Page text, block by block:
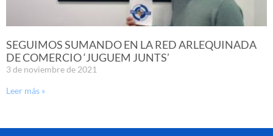
SEGUIMOS SUMANDO EN LA RED ARLEQUINADA
DE COMERCIO ‘JUGUEM JUNTS’
3 de noviembre de 2021
Leer más »